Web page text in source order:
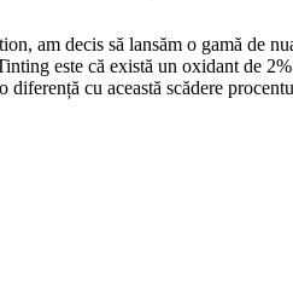
am decis să lansăm o gamă de
este că există un oxidant de
cu această scădere